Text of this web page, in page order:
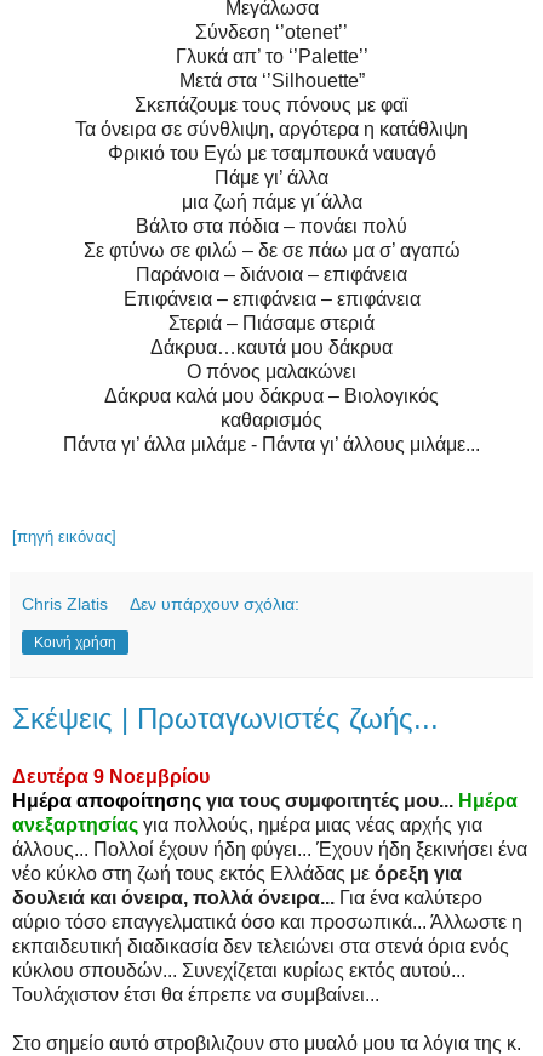
Μεγάλωσα
Σύνδεση ‘’otenet’’
Γλυκά απ’ το ‘’Palette’’
Μετά στα ‘’Silhouette”
Σκεπάζουμε τους πόνους με φαϊ
Τα όνειρα σε σύνθλιψη, αργότερα η κατάθλιψη
Φρικιό του Εγώ με τσαμπουκά ναυαγό
Πάμε γι’ άλλα
μια ζωή πάμε γι΄άλλα
Βάλτο στα πόδια – πονάει πολύ
Σε φτύνω σε φιλώ – δε σε πάω μα σ’ αγαπώ
Παράνοια – διάνοια – επιφάνεια
Επιφάνεια – επιφάνεια – επιφάνεια
Στεριά – Πιάσαμε στεριά
Δάκρυα…καυτά μου δάκρυα
Ο πόνος μαλακώνει
Δάκρυα καλά μου δάκρυα – Βιολογικός
καθαρισμός
Πάντα γι’ άλλα μιλάμε - Πάντα γι’ άλλους μιλάμε...
[πηγή εικόνας]
Chris Zlatis Δεν υπάρχουν σχόλια:
Κοινή χρήση
Σκέψεις | Πρωταγωνιστές ζωής...
Δευτέρα 9 Νοεμβρίου
Ημέρα αποφοίτησης για τους συμφοιτητές μου... Ημέρα
ανεξαρτησίας για πολλούς, ημέρα μιας νέας αρχής για
άλλους... Πολλοί έχουν ήδη φύγει... Έχουν ήδη ξεκινήσει ένα
νέο κύκλο στη ζωή τους εκτός Ελλάδας με όρεξη για
δουλειά και όνειρα, πολλά όνειρα... Για ένα καλύτερο
αύριο τόσο επαγγελματικά όσο και προσωπικά... Άλλωστε η
εκπαιδευτική διαδικασία δεν τελειώνει στα στενά όρια ενός
κύκλου σπουδών... Συνεχίζεται κυρίως εκτός αυτού...
Τουλάχιστον έτσι θα έπρεπε να συμβαίνει...
Στο σημείο αυτό στροβιλιζουν στο μυαλό μου τα λόγια της κ.